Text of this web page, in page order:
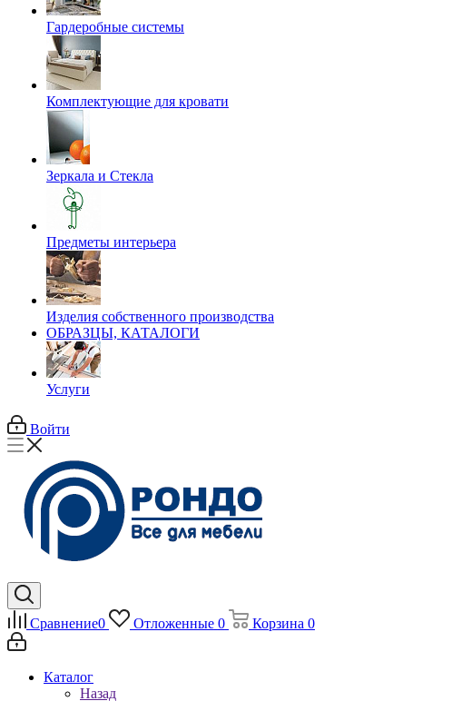
Гардеробные системы
Комплектующие для кровати
Зеркала и Стекла
Предметы интерьера
Изделия собственного производства
ОБРАЗЦЫ, КАТАЛОГИ
Услуги
Войти
Сравнение0 Отложенные 0 Корзина 0
Каталог
Назад